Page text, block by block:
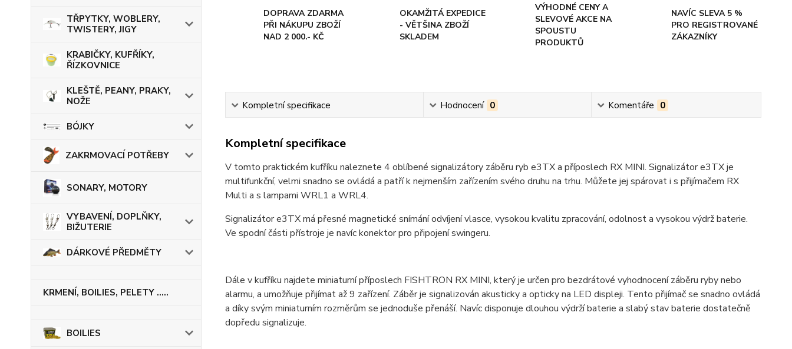
TŘPYTKY, WOBLERY,
TWISTERY, JIGY
KRABIČKY, KUFŘÍKY,
ŘÍZKOVNICE
KLEŠTĚ, PEANY, PRAKY,
NOŽE
BÓJKY
ZAKRMOVACÍ POTŘEBY
SONARY, MOTORY
VYBAVENÍ, DOPLŇKY,
BIŽUTERIE
DÁRKOVÉ PŘEDMĚTY
KRMENÍ, BOILIES, PELETY .....
BOILIES
DOPRAVA ZDARMA
PŘI NÁKUPU ZBOŽÍ
NAD 2 000.- KČ
OKAMŽITÁ EXPEDICE
- VĚTŠINA ZBOŽÍ
SKLADEM
VÝHODNÉ CENY A
SLEVOVÉ AKCE NA
SPOUSTU
PRODUKTŮ
NAVÍC SLEVA 5 %
PRO REGISTROVANÉ
ZÁKAZNÍKY
Kompletní specifikace Hodnocení 0 Komentáře 0
Kompletní specifikace
V tomto praktickém kufříku naleznete 4 oblíbené signalizátory záběru ryb e3TX a příposlech RX MINI. Signalizátor e3TX je
multifunkční, velmi snadno se ovládá a patří k nejmenším zařízením svého druhu na trhu. Můžete jej spárovat i s přijímačem RX
Multi a s lampami WRL1 a WRL4.
Signalizátor e3TX má přesné magnetické snímání odvíjení vlasce, vysokou kvalitu zpracování, odolnost a vysokou výdrž baterie.
Ve spodní části přístroje je navíc konektor pro připojení swingeru.
Dále v kufříku najdete miniaturní příposlech FISHTRON RX MINI, který je určen pro bezdrátové vyhodnocení záběru ryby nebo
alarmu, a umožňuje přijímat až 9 zařízení. Záběr je signalizován akusticky a opticky na LED displeji. Tento přijímač se snadno ovládá
a díky svým miniaturním rozměrům se jednoduše přenáší. Navíc disponuje dlouhou výdrží baterie a slabý stav baterie dostatečně
dopředu signalizuje.